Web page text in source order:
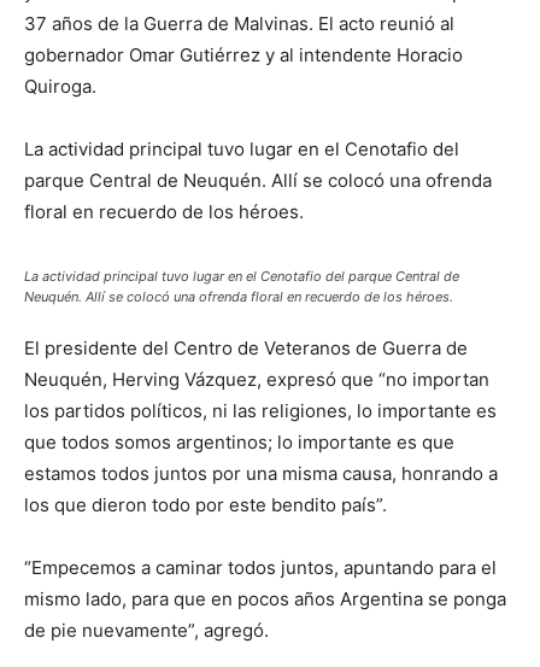
37 años de la Guerra de Malvinas. El acto reunió al
gobernador Omar Gutiérrez y al intendente Horacio
Quiroga.
La actividad principal tuvo lugar en el Cenotafio del
parque Central de Neuquén. Allí se colocó una ofrenda
floral en recuerdo de los héroes.
La actividad principal tuvo lugar en el Cenotafio del parque Central de
Neuquén. Allí se colocó una ofrenda floral en recuerdo de los héroes.
El presidente del Centro de Veteranos de Guerra de
Neuquén, Herving Vázquez, expresó que “no importan
los partidos políticos, ni las religiones, lo importante es
que todos somos argentinos; lo importante es que
estamos todos juntos por una misma causa, honrando a
los que dieron todo por este bendito país”.
“Empecemos a caminar todos juntos, apuntando para el
mismo lado, para que en pocos años Argentina se ponga
de pie nuevamente”, agregó.